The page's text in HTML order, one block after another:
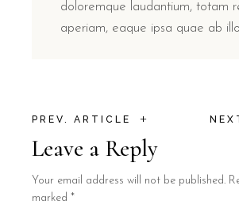
doloremque laudantium, totam
aperiam, eaque ipsa quae ab
PREV. ARTICLE +
Leave a Reply
Your email address will not be published.
marked *